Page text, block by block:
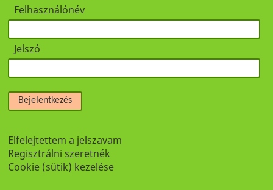
Felhasználónév
Jelszó
Bejelentkezés
Elfelejtettem a jelszavam
Regisztrálni szeretnék
Cookie (sütik) kezelése